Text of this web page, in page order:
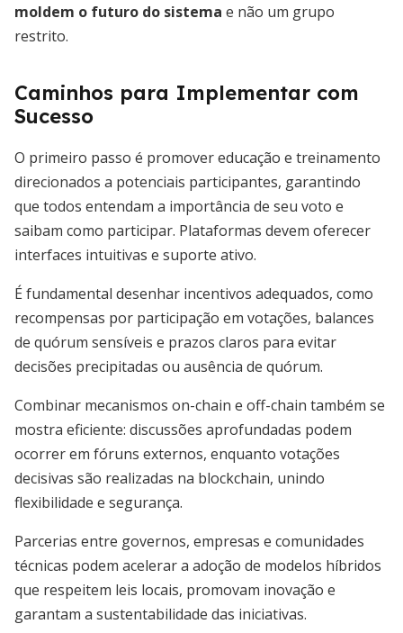
moldem o futuro do sistema e não um grupo
restrito.
Caminhos para Implementar com
Sucesso
O primeiro passo é promover educação e treinamento
direcionados a potenciais participantes, garantindo
que todos entendam a importância de seu voto e
saibam como participar. Plataformas devem oferecer
interfaces intuitivas e suporte ativo.
É fundamental desenhar incentivos adequados, como
recompensas por participação em votações, balances
de quórum sensíveis e prazos claros para evitar
decisões precipitadas ou ausência de quórum.
Combinar mecanismos on-chain e off-chain também se
mostra eficiente: discussões aprofundadas podem
ocorrer em fóruns externos, enquanto votações
decisivas são realizadas na blockchain, unindo
flexibilidade e segurança.
Parcerias entre governos, empresas e comunidades
técnicas podem acelerar a adoção de modelos híbridos
que respeitem leis locais, promovam inovação e
garantam a sustentabilidade das iniciativas.